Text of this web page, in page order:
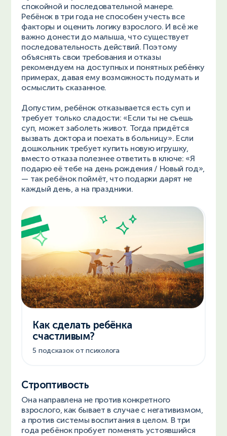
спокойной и последовательной манере.
Ребёнок в три года не способен учесть все
факторы и оценить логику взрослого. И всё же
важно донести до малыша, что существует
последовательность действий. Поэтому
объяснять свои требования и отказы
рекомендуем на доступных и понятных ребёнку
примерах, давая ему возможность подумать и
осмыслить сказанное.
Допустим, ребёнок отказывается есть суп и
требует только сладости: «Если ты не съешь
суп, может заболеть живот. Тогда придётся
вызвать доктора и поехать в больницу». Если
дошкольник требует купить новую игрушку,
вместо отказа полезнее ответить в ключе: «Я
подарю её тебе на день рождения / Новый год»,
— так ребёнок поймёт, что подарки дарят не
каждый день, а на праздники.
Как сделать ребёнка
счастливым?
5 подсказок от психолога
Строптивость
Она направлена не против конкретного
взрослого, как бывает в случае с негативизмом,
а против системы воспитания в целом. В три
года ребёнок пробует поменять устоявшийся